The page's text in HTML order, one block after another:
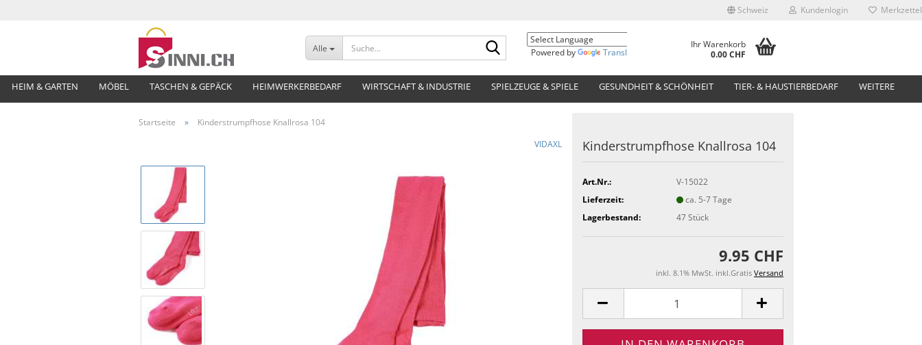
Schweiz Kundenlogin Merkzettel
Alle
Suche...
Powered by
Translate
Ihr Warenkorb
0.00 CHF
HEIM & GARTEN MÖBEL TASCHEN & GEPÄCK HEIMWERKERBEDARF WIRTSCHAFT & INDUSTRIE SPIELZEUGE & SPIELE GESUNDHEIT & SCHÖNHEIT TIER- & HAUSTIERBEDARF WEITERE
Startseite »
Kinderstrumpfhose Knallrosa 104
VIDAXL
Kinderstrumpfhose Knallrosa 104
Art.Nr.:
V-15022
Lieferzeit:
ca. 5-7 Tage
Lagerbestand:
47Stück
9.95 CHF
inkl. 8.1% MwSt. inkl.Gratis Versand